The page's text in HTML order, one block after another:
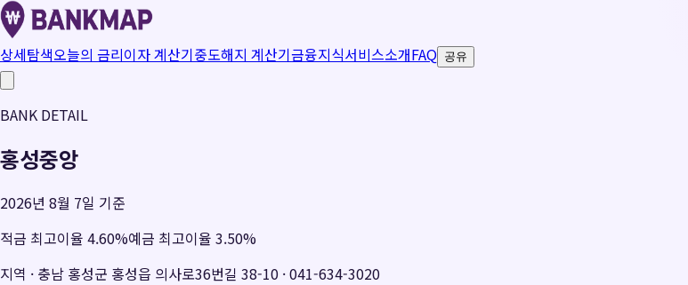
상세탐색오늘의 금리이자 계산기중도해지 계산기금융지식서비스소개FAQ 공유
BANK DETAIL
홍성중앙
2026년 8월 7일 기준
적금 최고이율 4.60%예금 최고이율 3.50%
지역 · 충남 홍성군 홍성읍 의사로36번길 38-10 ·041-634-3020